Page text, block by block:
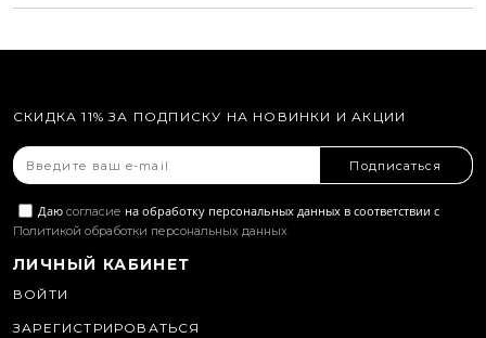
СКИДКА 11% ЗА ПОДПИСКУ НА НОВИНКИ И АКЦИИ
Подписаться
Даю согласие на обработку персональных данных в соответствии с
Политикой обработки персональных данных
ЛИЧНЫЙ КАБИНЕТ
ВОЙТИ
ЗАРЕГИСТРИРОВАТЬСЯ